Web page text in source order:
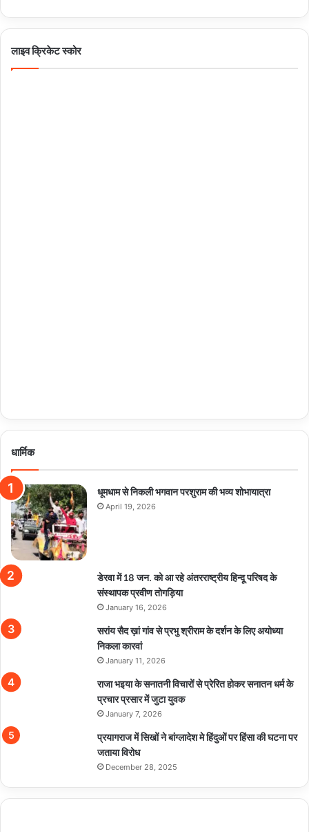
लाइव क्रिकेट स्कोर
धार्मिक
धूमधाम से निकली भगवान परशुराम की भव्य शोभायात्रा
April 19, 2026
डेरवा में 18 जन. को आ रहे अंतरराष्ट्रीय हिन्दू परिषद के
संस्थापक प्रवीण तोगड़िया
January 16, 2026
सरांय सैद ख़ां गांव से प्रभु श्रीराम के दर्शन के लिए अयोध्या
निकला कारवां
January 11, 2026
राजा भइया के सनातनी विचारों से प्रेरित होकर सनातन धर्म के
प्रचार प्रसार में जुटा युवक
January 7, 2026
प्रयागराज में सिखों ने बांग्लादेश मे हिंदुओं पर हिंसा की घटना पर
जताया विरोध
December 28, 2025